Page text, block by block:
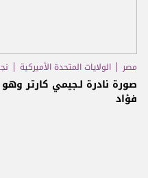
مصر الولايات المتحدة الأميركية
صورة نادرة لـجيمي كارتر
فؤاد